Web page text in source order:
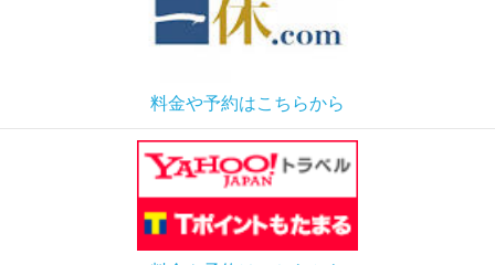
料金や予約はこちらから